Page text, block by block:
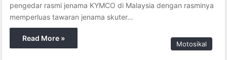
pengedar rasmi jenama KYMCO di Malaysia dengan rasminya
memperluas tawaran jenama skuter…
Read More »
Motosikal